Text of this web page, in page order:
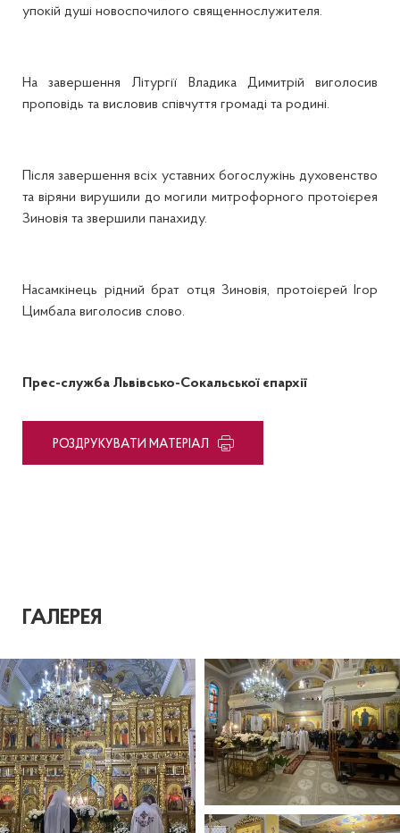
упокій душі новоспочилого священнослужителя.
На завершення Літургії Владика Димитрій виголосив
проповідь та висловив співчуття громаді та родині.
Після завершення всіх уставних богослужінь духовенство
та віряни вирушили до могили митрофорного протоієрея
Зиновія та звершили панахиду.
Насамкінець рідний брат отця Зиновія, протоієрей Ігор
Цимбала виголосив слово.
Прес-служба Львівсько-Сокальської єпархії
PОЗДРУКУВАТИ МАТЕРІАЛ
ГАЛЕРЕЯ